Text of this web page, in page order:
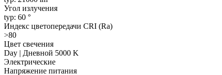
Угол излучения
typ: 60 °
Индекс цветопередачи CRI (Ra)
>80
Цвет свечения
Day | Дневной 5000 K
Электрические
Напряжение питания